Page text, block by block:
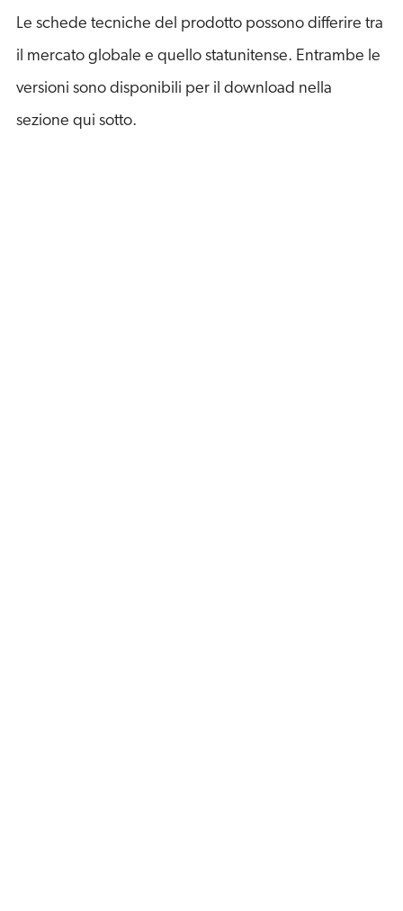
Le schede tecniche del prodotto possono differire tra
il mercato globale e quello statunitense. Entrambe le
versioni sono disponibili per il download nella
sezione qui sotto.